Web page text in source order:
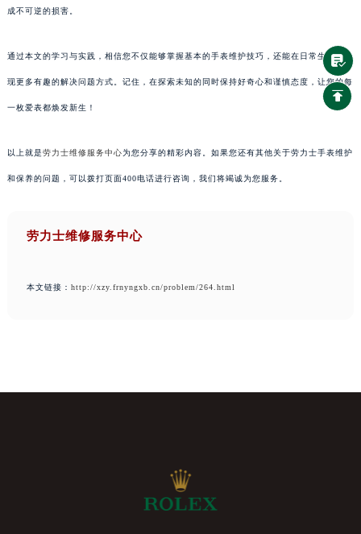
成不可逆的损害。
通过本文的学习与实践，相信您不仅能够掌握基本的手表维护技巧，还能在日常生活中发
现更多有趣的解决问题方式。记住，在探索未知的同时保持好奇心和谨慎态度，让您的每
一枚爱表都焕发新生！
以上就是劳力士维修服务中心为您分享的精彩内容。如果您还有其他关于劳力士手表维护
和保养的问题，可以拨打页面400电话进行咨询，我们将竭诚为您服务。
劳力士维修服务中心
本文链接： http://xzy.frnyngxb.cn/problem/264.html